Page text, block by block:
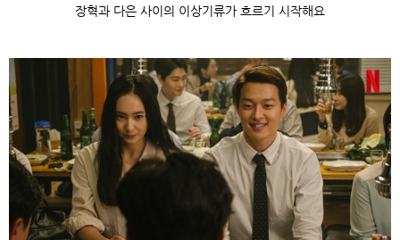
장혁과 다은 사이의 이상기류가 흐르기 시작해요